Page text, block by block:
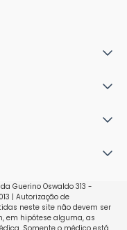
Guerino Oswaldo 313 -
| Autorização de
neste site não devem ser
em hipótese alguma, as